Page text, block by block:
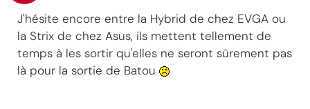
J'hésite encore entre la Hybrid de chez EVGA ou
la Strix de chez Asus, ils mettent tellement de
temps à les sortir qu'elles ne seront sûrement pas
là pour la sortie de Batou